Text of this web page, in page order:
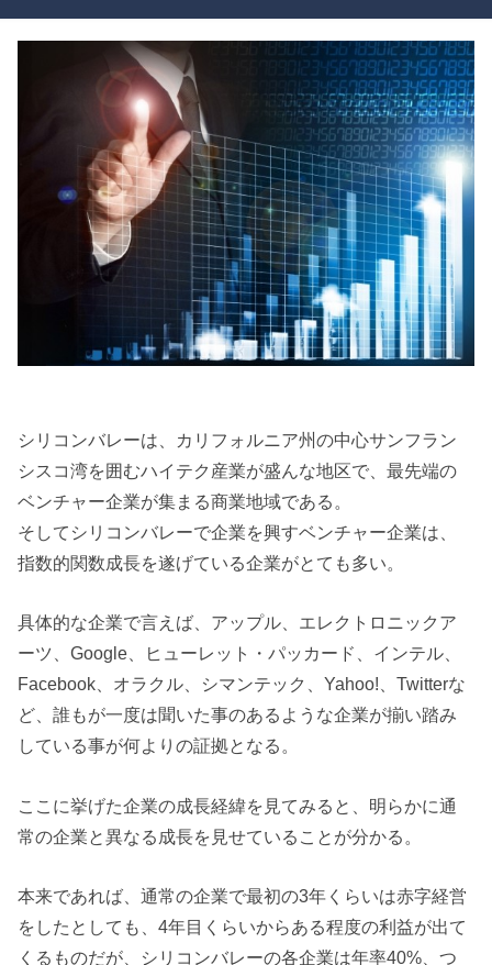
シリコンバレーは、カリフォルニア州の中心サンフラン
シスコ湾を囲むハイテク産業が盛んな地区で、最先端の
ベンチャー企業が集まる商業地域である。
そしてシリコンバレーで企業を興すベンチャー企業は、
指数的関数成長を遂げている企業がとても多い。
具体的な企業で言えば、アップル、エレクトロニックア
ーツ、Google、ヒューレット・パッカード、インテル、
Facebook、オラクル、シマンテック、Yahoo!、Twitterな
ど、誰もが一度は聞いた事のあるような企業が揃い踏み
している事が何よりの証拠となる。
ここに挙げた企業の成長経緯を見てみると、明らかに通
常の企業と異なる成長を見せていることが分かる。
本来であれば、通常の企業で最初の3年くらいは赤字経営
をしたとしても、4年目くらいからある程度の利益が出て
くるものだが、シリコンバレーの各企業は年率40%、つ